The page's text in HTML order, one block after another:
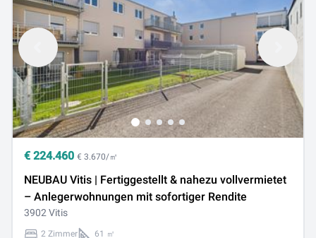
€ 224.460 € 3.670/㎡
NEUBAU Vitis | Fertiggestellt & nahezu vollvermietet
– Anlegerwohnungen mit sofortiger Rendite
3902 Vitis
2 Zimmer 61 ㎡